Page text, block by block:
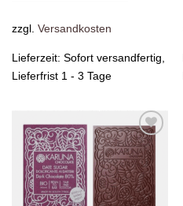
zzgl. Versandkosten
Lieferzeit: Sofort versandfertig,
Lieferfrist 1 - 3 Tage
Zur
Wunschliste
hinzufügen